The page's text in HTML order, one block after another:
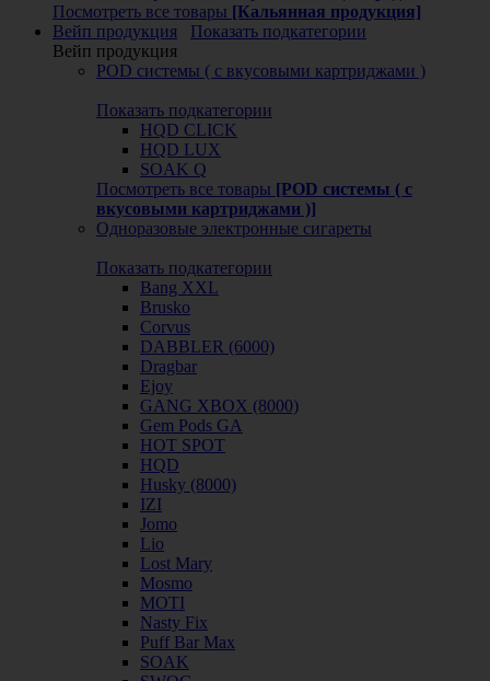
Посмотреть все товары [Кальянная продукция]
Вейп продукция
Показать подкатегории
Вейп продукция
POD системы ( с вкусовыми картриджами )
Показать подкатегории
HQD CLICK
HQD LUX
SOAK Q
Посмотреть все товары [POD системы ( с
вкусовыми картриджами )]
Одноразовые электронные сигареты
Показать подкатегории
Bang XXL
Brusko
Corvus
DABBLER (6000)
Dragbar
Ejoy
GANG XBOX (8000)
Gem Pods GA
HOT SPOT
HQD
Husky (8000)
IZI
Jomo
Lio
Lost Mary
Mosmo
MOTI
Nasty Fix
Puff Bar Max
SOAK